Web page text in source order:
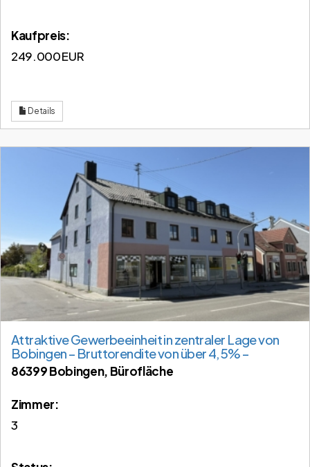
Kaufpreis:
249.000 EUR
Details
Attraktive Gewerbeeinheit in zentraler Lage von
Bobingen – Bruttorendite von über 4,5% –
86399 Bobingen, Bürofläche
Zimmer:
3